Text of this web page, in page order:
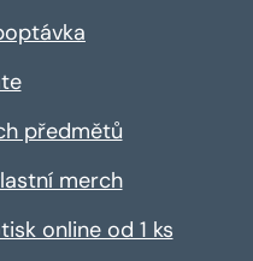
předmětů
merch
online od 1 ks